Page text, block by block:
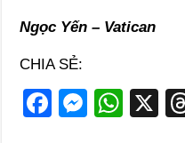
Ngọc Yến – Vatican
CHIA SẺ:
F
M
W
X